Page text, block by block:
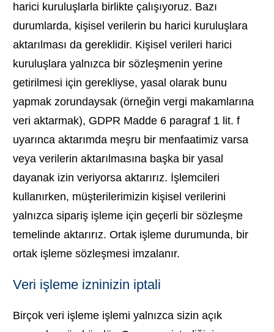
harici kuruluşlarla birlikte çalışıyoruz. Bazı
durumlarda, kişisel verilerin bu harici kuruluşlara
aktarılması da gereklidir. Kişisel verileri harici
kuruluşlara yalnızca bir sözleşmenin yerine
getirilmesi için gerekliyse, yasal olarak bunu
yapmak zorundaysak (örneğin vergi makamlarına
veri aktarmak), GDPR Madde 6 paragraf 1 lit. f
uyarınca aktarımda meşru bir menfaatimiz varsa
veya verilerin aktarılmasına başka bir yasal
dayanak izin veriyorsa aktarırız. İşlemcileri
kullanırken, müşterilerimizin kişisel verilerini
yalnızca sipariş işleme için geçerli bir sözleşme
temelinde aktarırız. Ortak işleme durumunda, bir
ortak işleme sözleşmesi imzalanır.
Veri işleme izninizin iptali
Birçok veri işleme işlemi yalnızca sizin açık